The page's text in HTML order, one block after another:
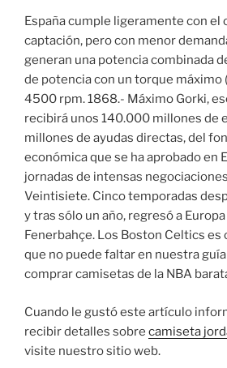
España cumple ligeramente con el
captación, pero con menor
generan una potencia combinada
de potencia con un torque máximo
4500 rpm. 1868.- Máximo Gorki,
recibirá unos 140.000 millones de
millones de ayudas directas, del
económica que se ha aprobado en
jornadas de intensas
Veintisiete. Cinco temporadas
y tras sólo un año, regresó a Europa
Fenerbahçe. Los Boston Celtics es
que no puede faltar en nuestra
comprar camisetas de la NBA
Cuando le gustó este artículo
recibir detalles sobre camiseta
visite nuestro sitio web.